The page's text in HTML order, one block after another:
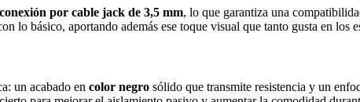
conexión por cable jack de 3,5 mm, lo que garantiza una
lo básico, aportando además ese toque visual que tanto gusta en
un acabado en color negro sólido que transmite resistencia y un